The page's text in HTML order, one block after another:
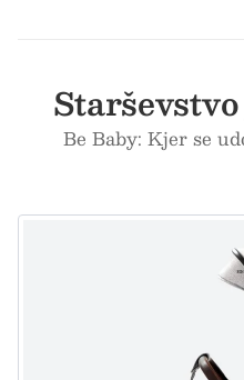
Be Baby: Kjer se